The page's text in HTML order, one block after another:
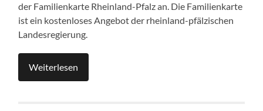
der Familienkarte Rheinland-Pfalz an. Die Familienkarte
ist ein kostenloses Angebot der rheinland-pfälzischen
Landesregierung.
Weiterlesen